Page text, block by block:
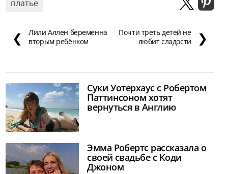
платье
❮
Лили Аллен беременна
вторым ребёнком
Почти треть детей не
любит сладости
❯
Суки Уотерхаус с Робертом
Паттинсоном хотят
вернуться в Англию
Эмма Робертс рассказала о
своей свадьбе с Коди
Джоном